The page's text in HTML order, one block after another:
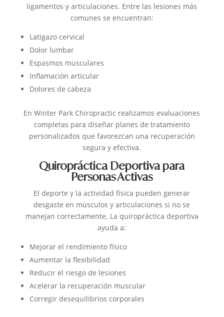
ligamentos y articulaciones. Entre las lesiones más
comunes se encuentran:
Latigazo cervical
Dolor lumbar
Espasmos musculares
Inflamación articular
Dolores de cabeza
En Winter Park Chiropractic realizamos evaluaciones
completas para diseñar planes de tratamiento
personalizados que favorezcan una recuperación
segura y efectiva.
Quiropráctica Deportiva para
Personas Activas
El deporte y la actividad física pueden generar
desgaste en músculos y articulaciones si no se
manejan correctamente. La quiropráctica deportiva
ayuda a:
Mejorar el rendimiento físico
Aumentar la flexibilidad
Reducir el riesgo de lesiones
Acelerar la recuperación muscular
Corregir desequilibrios corporales